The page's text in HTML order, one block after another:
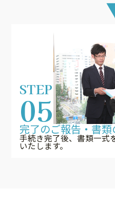
STEP
05
完了のご報告・書
手続き完了後、書類一式
いたします。